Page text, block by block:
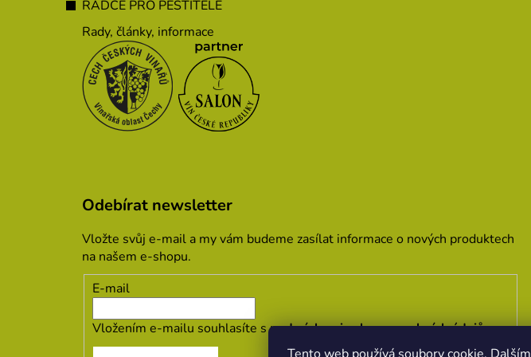
RÁDCE PRO PĚSTITELE
Rady, články, informace
Odebírat newsletter
Vložte svůj e-mail a my vám budeme zasílat informace o nových produktech
na našem e-shopu.
E-mail
Vložením e-mailu souhlasíte spodmínkami ochrany osobních údajů